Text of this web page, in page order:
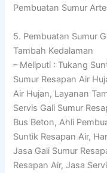
Pembuatan Sumur
5. Pembuatan Sumur
Tambah Kedalaman
– Meliputi : Tukang
Sumur Resapan Air
Air Hujan, Layanan
Servis Gali Sumur
Bus Beton, Ahli
Suntik Resapan Air,
Jasa Gali Sumur
Resapan Air, Jasa